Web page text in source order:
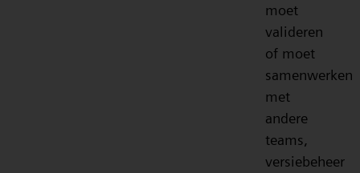
moet
valideren
of moet
samenwerken
met
andere
teams,
versiebeheer